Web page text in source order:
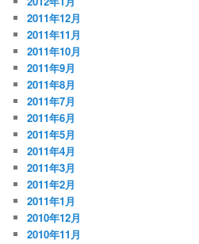
2011年12月
2011年11月
2011年10月
2011年9月
2011年8月
2011年7月
2011年6月
2011年5月
2011年4月
2011年3月
2011年2月
2011年1月
2010年12月
2010年11月